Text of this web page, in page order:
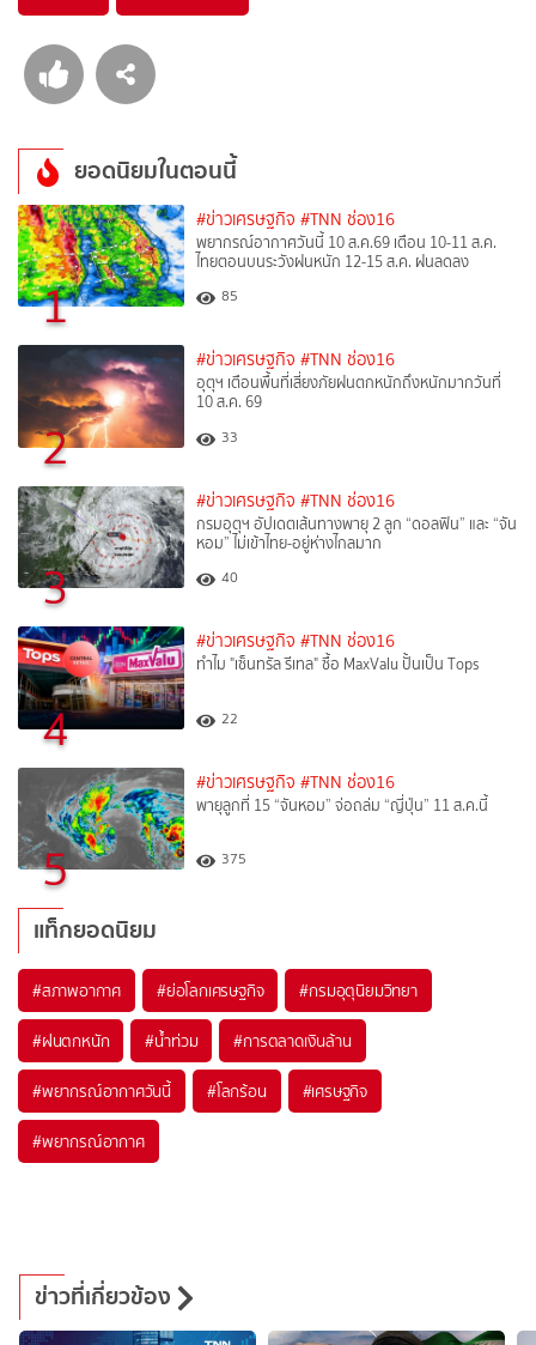
ยอดนิยมในตอนนี้
1
#ข่าวเศรษฐกิจ #TNN ช่อง16
พยากรณ์อากาศวันนี้ 10 ส.ค.69 เตือน 10-11 ส.ค.
ไทยตอนบนระวังฝนหนัก 12-15 ส.ค. ฝนลดลง
85
2
#ข่าวเศรษฐกิจ #TNN ช่อง16
อุตุฯ เตือนพื้นที่เสี่ยงภัยฝนตกหนักถึงหนักมากวันที่
10 ส.ค. 69
33
3
#ข่าวเศรษฐกิจ #TNN ช่อง16
กรมอุตุฯ อัปเดตเส้นทางพายุ 2 ลูก “ดอลฟิน” และ “จัน
หอม” ไม่เข้าไทย-อยู่ห่างไกลมาก
40
4
#ข่าวเศรษฐกิจ #TNN ช่อง16
ทำไม "เซ็นทรัล รีเทล" ซื้อ MaxValu ปั้นเป็น Tops
22
5
#ข่าวเศรษฐกิจ #TNN ช่อง16
พายุลูกที่ 15 “จันหอม” จ่อถล่ม “ญี่ปุ่น” 11 ส.ค.นี้
375
แท็กยอดนิยม
#สภาพอากาศ #ย่อโลกเศรษฐกิจ #กรมอุตุนิยมวิทยา
#ฝนตกหนัก #น้ำท่วม #การตลาดเงินล้าน
#พยากรณ์อากาศวันนี้ #โลกร้อน #เศรษฐกิจ
#พยากรณ์อากาศ
ข่าวที่เกี่ยวข้อง